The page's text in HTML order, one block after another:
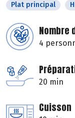
Plat principal
Nombre
4
20 min
Cuisson